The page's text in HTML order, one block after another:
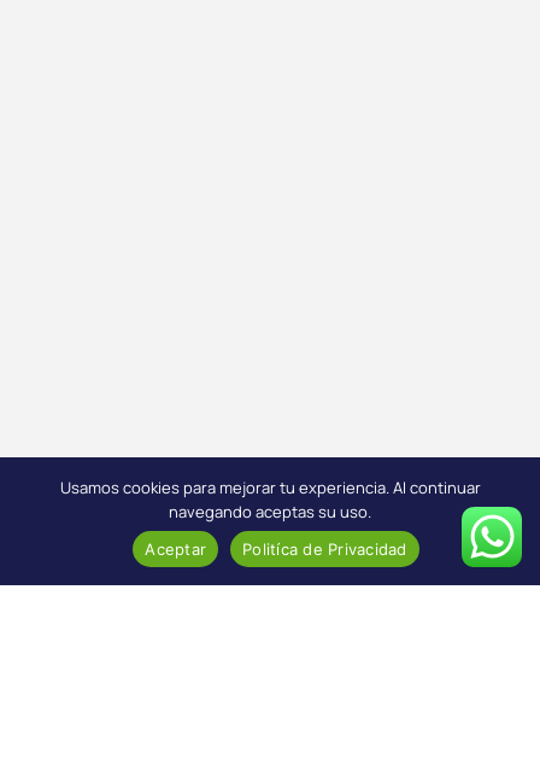
Usamos cookies para mejorar tu experiencia. Al continuar
navegando aceptas su uso.
Aceptar Politíca de Privacidad